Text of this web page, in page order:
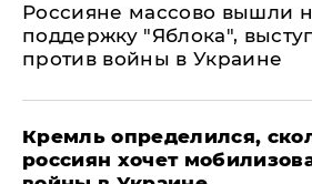
Россияне массово вышли
поддержку "Яблока",
против войны в Украине
Кремль определился,
россиян хочет